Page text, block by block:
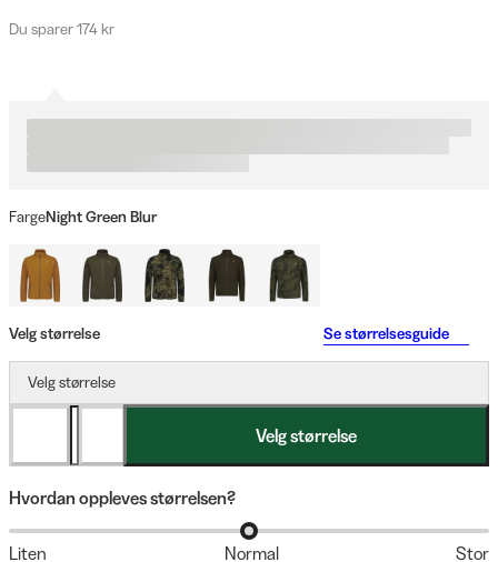
Du sparer 174 kr
FargeNight Green Blur
Velg størrelse Se størrelsesguide
Velg størrelse
Velg størrelse
Hvordan oppleves størrelsen?
Liten Normal Stor